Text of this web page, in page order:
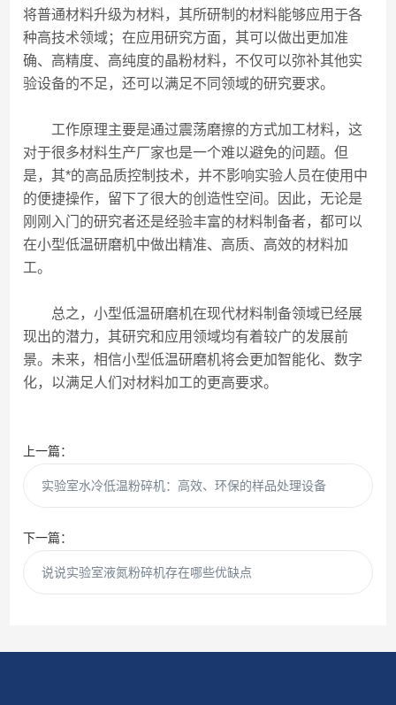
将普通材料升级为材料，其所研制的材料能够应用于各
种高技术领域；在应用研究方面，其可以做出更加准
确、高精度、高纯度的晶粉材料，不仅可以弥补其他实
验设备的不足，还可以满足不同领域的研究要求。
工作原理主要是通过震荡磨擦的方式加工材料，这
对于很多材料生产厂家也是一个难以避免的问题。但
是，其*的高品质控制技术，并不影响实验人员在使用中
的便捷操作，留下了很大的创造性空间。因此，无论是
刚刚入门的研究者还是经验丰富的材料制备者，都可以
在小型低温研磨机中做出精准、高质、高效的材料加
工。
总之，小型低温研磨机在现代材料制备领域已经展
现出的潜力，其研究和应用领域均有着较广的发展前
景。未来，相信小型低温研磨机将会更加智能化、数字
化，以满足人们对材料加工的更高要求。
上一篇：
实验室水冷低温粉碎机：高效、环保的样品处理设备
下一篇：
说说实验室液氮粉碎机存在哪些优缺点